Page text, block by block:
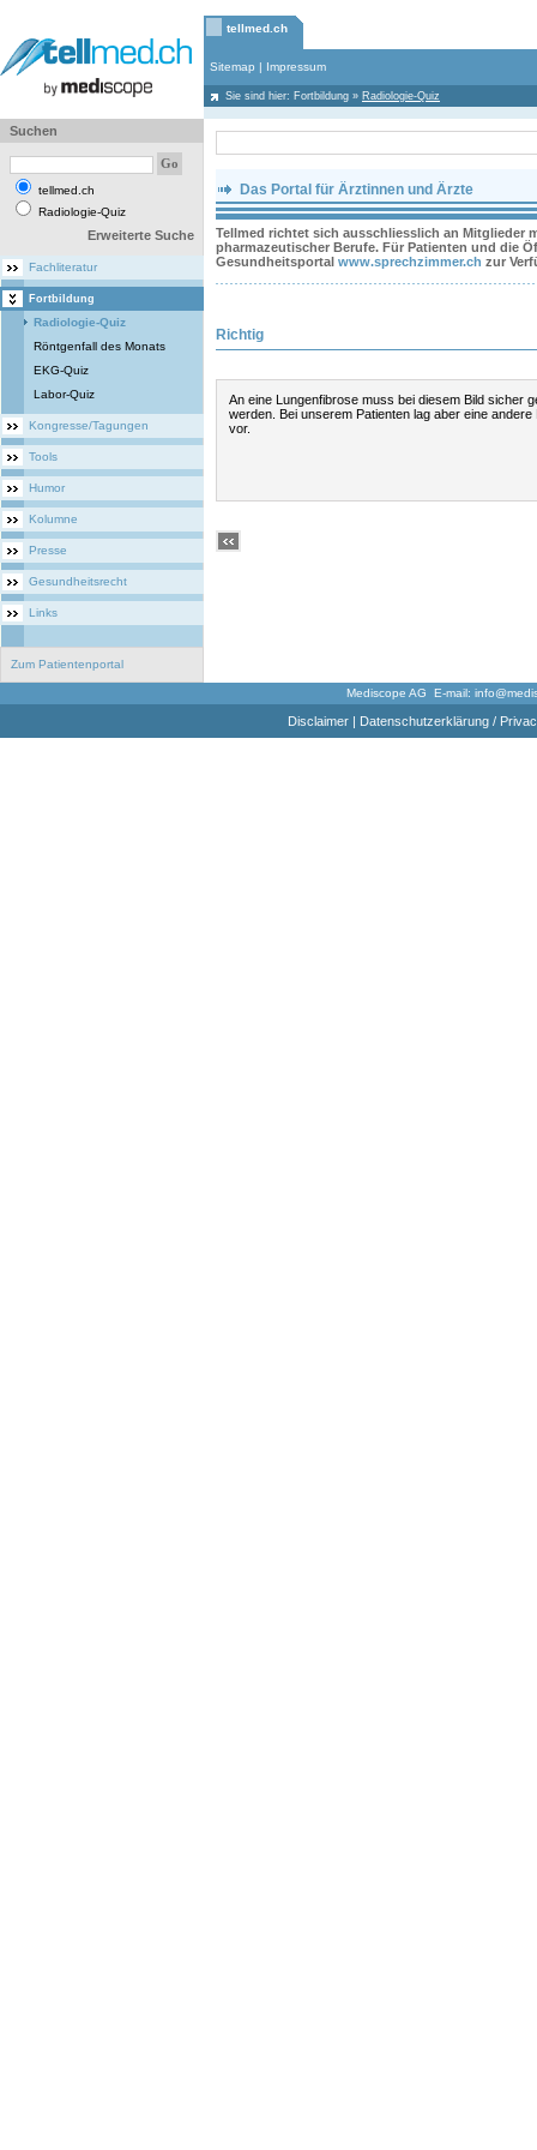
tellmed.ch
Sitemap | Impressum
Sie sind hier: Fortbildung » Radiologie-Quiz
Suchen
tellmed.ch
Radiologie-Quiz
Erweiterte Suche
Fachliteratur
Fortbildung
Radiologie-Quiz
Röntgenfall des Monats
EKG-Quiz
Labor-Quiz
Kongresse/Tagungen
Tools
Humor
Kolumne
Presse
Gesundheitsrecht
Links
Zum Patientenportal
Das Portal für Ärztinnen und Ärzte
Tellmed richtet sich ausschliesslich an Mitglieder
pharmazeutischer Berufe. Für Patienten und die
Gesundheitsportal www.sprechzimmer.ch zur
Richtig
An eine Lungenfibrose muss bei diesem Bild sicher
werden. Bei unserem Patienten lag aber eine andere
vor.
Mediscope AG E-mail:
Disclaimer| Datenschutzerklärung /